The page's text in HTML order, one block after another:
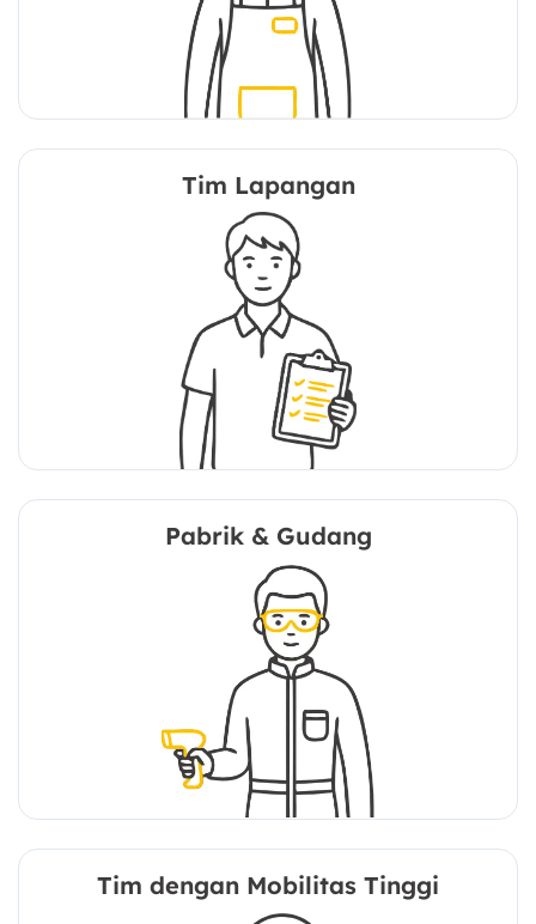
Tim Lapangan
Pabrik & Gudang
Tim dengan Mobilitas Tinggi